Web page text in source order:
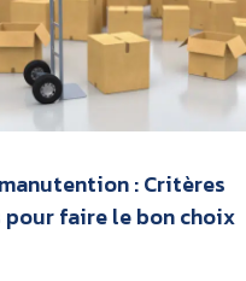
: Critères
faire le bon choix